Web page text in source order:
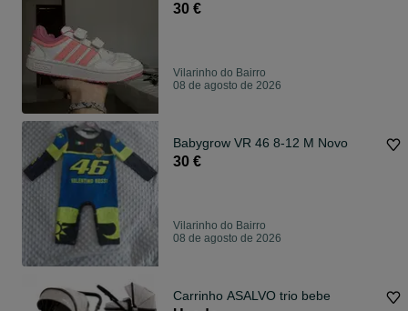
30 €
Vilarinho do Bairro
08 de agosto de 2026
Babygrow VR 46 8-12 M Novo
30 €
Vilarinho do Bairro
08 de agosto de 2026
Carrinho ASALVO trio bebe